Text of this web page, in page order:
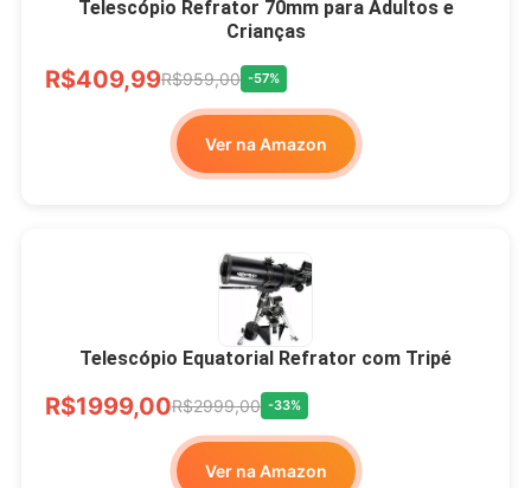
Telescópio Refrator 70mm para Adultos e
Crianças
R$409,99R$959,00 -57%
Ver na Amazon
Telescópio Equatorial Refrator com Tripé
R$1999,00R$2999,00 -33%
Ver na Amazon